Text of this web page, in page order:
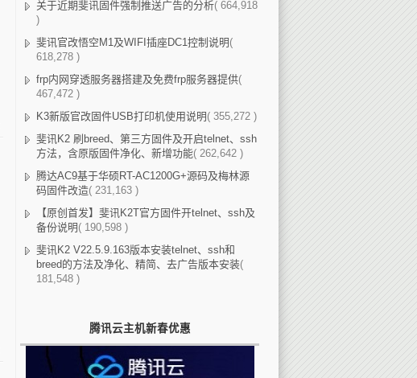
关于近期斐讯固件强制推送广告的分析( 664,918
)
斐讯官改悟空M1及WIFI插座DC1控制说明 (
618,278 )
frp内网穿透服务器搭建及免费frp服务器提供(
467,472 )
K3新版官改固件USB打印机使用说明 ( 355,272 )
斐讯K2 刷breed、第三方固件及开启telnet、ssh
方法，含原版固件净化、新增功能( 262,642 )
腾达AC9基于华硕RT-AC1200G+源码及梅林源
码固件改造( 231,163 )
【原创首发】斐讯K2T官方固件开telnet、ssh及
备份说明 ( 190,598 )
斐讯K2 V22.5.9.163版本安装telnet、ssh和
breed的方法及净化、精简、去广告版本安装(
181,548 )
腾讯云主机新春优惠